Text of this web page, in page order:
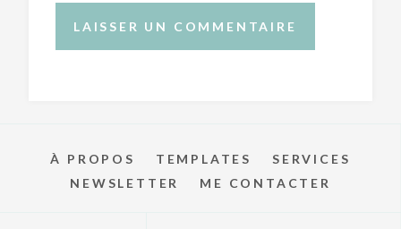
À PROPOS TEMPLATES
SERVICES
NEWSLETTER
ME CONTACTER